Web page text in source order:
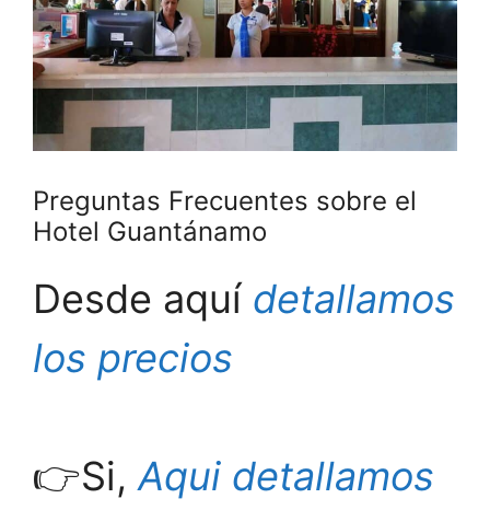
Preguntas Frecuentes sobre el
Hotel Guantánamo
Desde aquí detallamos
los precios
👉Si,Aqui detallamos